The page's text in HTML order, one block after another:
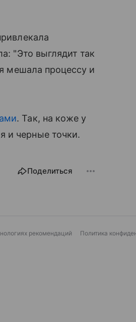
"Это выглядит так
мешала процессу и
. Так, на коже у
и черные точки.
Поделиться
рекомендаций Политика